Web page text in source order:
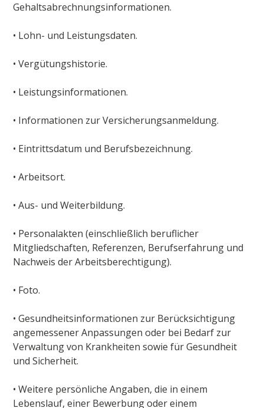
Gehaltsabrechnungsinformationen.
• Lohn- und Leistungsdaten.
• Vergütungshistorie.
• Leistungsinformationen.
• Informationen zur Versicherungsanmeldung.
• Eintrittsdatum und Berufsbezeichnung.
• Arbeitsort.
• Aus- und Weiterbildung.
• Personalakten (einschließlich beruflicher
Mitgliedschaften, Referenzen, Berufserfahrung und
Nachweis der Arbeitsberechtigung).
• Foto.
• Gesundheitsinformationen zur Berücksichtigung
angemessener Anpassungen oder bei Bedarf zur
Verwaltung von Krankheiten sowie für Gesundheit
und Sicherheit.
• Weitere persönliche Angaben, die in einem
Lebenslauf, einer Bewerbung oder einem